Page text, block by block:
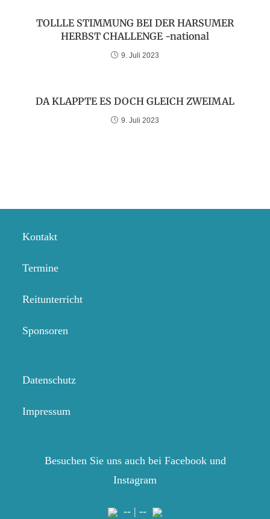
TOLLLE STIMMUNG BEI DER HARSUMER
HERBST CHALLENGE -national
9. Juli 2023
DA KLAPPTE ES DOCH GLEICH ZWEIMAL
9. Juli 2023
Kontakt
Termine
Reitunterricht
Sponsoren
Datenschutz
Impressum
Besuchen Sie uns auch bei Facebook und
Instagram
-- | --